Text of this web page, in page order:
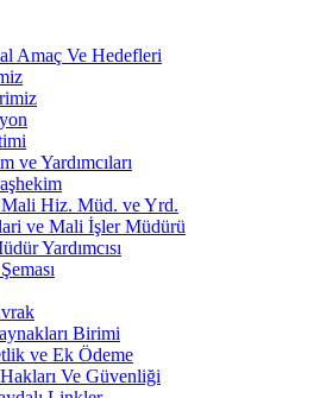
Amaç Ve Hedefleri
ve Yardımcıları
Hiz. Müd. ve Yrd.
ve Mali İşler Müdürü
Yardımcısı
Birimi
ve Ek Ödeme
Ve Güvenliği